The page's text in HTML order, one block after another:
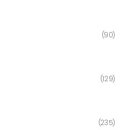
90
129
235